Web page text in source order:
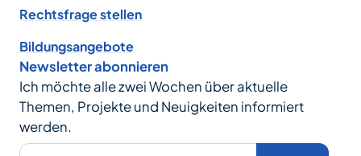
Rechtsfrage stellen
Bildungsangebote
Newsletter abonnieren
Ich möchte alle zwei Wochen über aktuelle
Themen, Projekte und Neuigkeiten informiert
werden.